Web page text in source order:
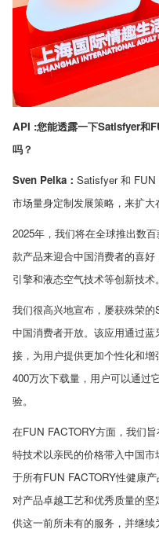
API :您能透露一下Satisfyer和
吗？
Sven Pelka： Satisfyer和 FUN
市场量身定制发展策略，来扩大
2025年，我们将在全球推出数百
款产品来迎合中国消费者的喜
引擎和液态空气技术等创新技术。
我们很高兴地宣布，屡获殊荣的
中国消费者开放。该应用通过蓝
接，为用户提供更加个性化和
400万次下载量，用户可以通过
验。
在FUN FACTORY方面，我们
特技术以亲民的价格带入中国
于所有FUN FACTORY性健康
对产品卓越工艺和优秀质量的
供这一前所未有的服务，并继